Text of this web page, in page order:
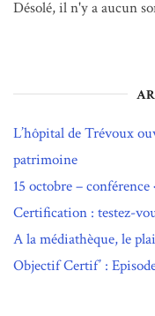
Désolé, il n'y a aucun
L’hôpital de Trévoux
patrimoine
15 octobre –
Certification : testez-
A la médiathèque, le
Objectif Certif’ :